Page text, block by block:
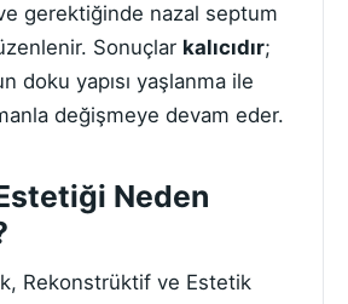
gerektiğinde nazal septum
Sonuçlar kalıcıdır;
doku yapısı yaşlanma ile
değişmeye devam eder.
Neden
Rekonstrüktif ve Estetik